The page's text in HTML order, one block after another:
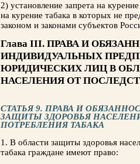
2) установление запрета на
на курение табака в которых не
законом и законами субъектов
Глава III. ПРАВА И
ИНДИВИДУАЛЬНЫХ
ЮРИДИЧЕСКИХ ЛИЦ В
НАСЕЛЕНИЯ ОТ
СТАТЬЯ 9. ПРАВА И
ЗАЩИТЫ ЗДОРОВЬЯ
ПОТРЕБЛЕНИЯ ТАБАКА
1. В области защиты здоровья
табака граждане имеют право: